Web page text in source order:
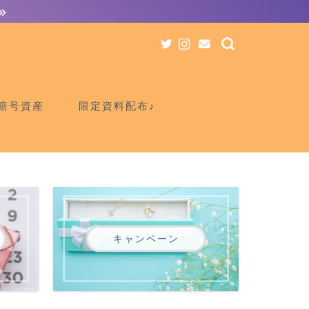
号資産 限定資料配布♪
キャンペーン